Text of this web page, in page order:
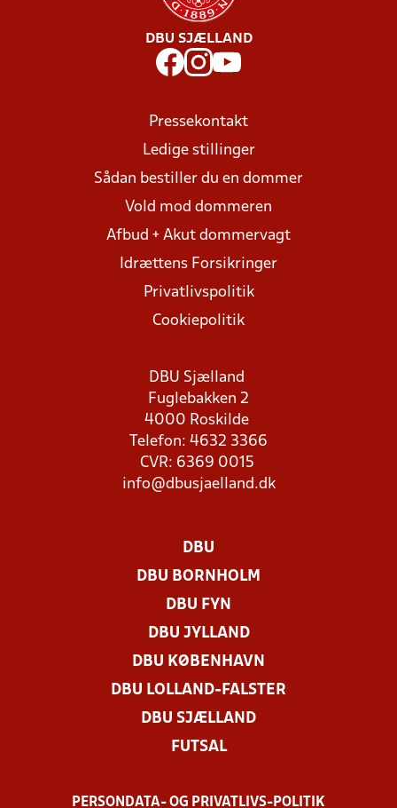
DBU SJÆLLAND
Pressekontakt
Ledige stillinger
Sådan bestiller du en dommer
Vold mod dommeren
Afbud + Akut dommervagt
Idrættens Forsikringer
Privatlivspolitik
Cookiepolitik
DBU Sjælland
Fuglebakken 2
4000 Roskilde
Telefon: 4632 3366
CVR: 6369 0015
info@dbusjaelland.dk
DBU
DBU BORNHOLM
DBU FYN
DBU JYLLAND
DBU KØBENHAVN
DBU LOLLAND-FALSTER
DBU SJÆLLAND
FUTSAL
PERSONDATA- OG PRIVATLIVS-POLITIK